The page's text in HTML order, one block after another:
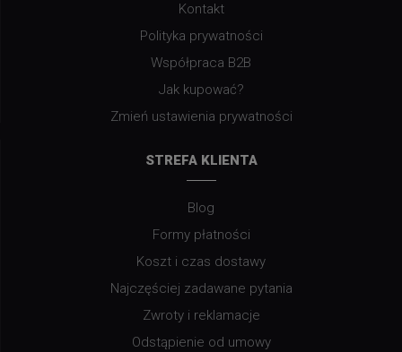
Kontakt
Polityka prywatności
Współpraca B2B
Jak kupować?
Zmień ustawienia prywatności
STREFA KLIENTA
Blog
Formy płatności
Koszt i czas dostawy
Najczęściej zadawane pytania
Zwroty i reklamacje
Odstąpienie od umowy